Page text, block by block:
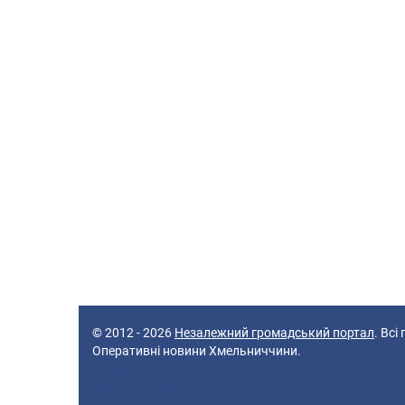
© 2012 - 2026 Незалежний громадський портал. Всі
Оперативні новини Хмельниччини.